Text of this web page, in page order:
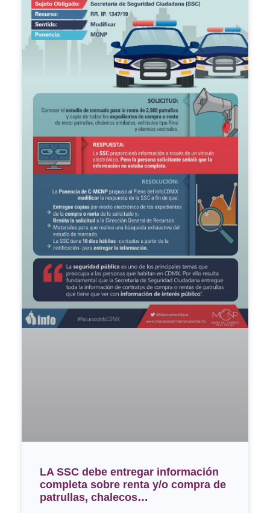
LA SSC debe entregar información
completa sobre renta y/o compra de
patrullas, chalecos…